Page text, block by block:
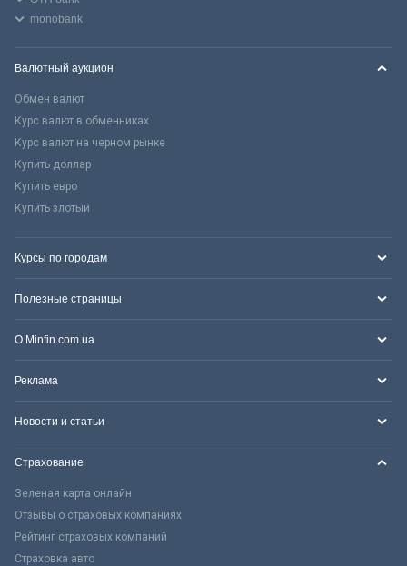
monobank
Валютный аукцион
Обмен валют
Курс валют в обменниках
Курс валют на черном рынке
Купить доллар
Купить евро
Купить злотый
Курсы по городам
Полезные страницы
О Minfin.com.ua
Реклама
Новости и статьи
Страхование
Зеленая карта онлайн
Отзывы о страховых компаниях
Рейтинг страховых компаний
Страховка авто